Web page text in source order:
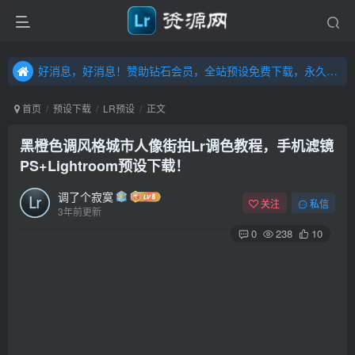
好消息，好消息！赞助钻石会员，全站预设免费下载，永久钻石会员，”送“万元超值资源，内容丰富，容量高达20T，不断更新！点击进入……
好消息，好消息！赞助钻石会员，全站预设免费下载，永久钻石会员，”送“万元超值资源，内容丰富，容量高达20T，不断更新！点击进入……
首页 预设下载 LR预设 正文
黑橙色调风格城市人像街拍Lr调色教程，手机滤镜
PS+Lightroom预设下载！
调了个寂寞
3年前更新
关注 私信
0 238 10